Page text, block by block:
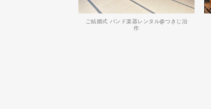
ご結婚式 バンド楽器レンタル@つきじ治
作